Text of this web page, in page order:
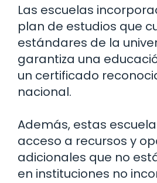
Las escuelas
plan de estudios que
estándares de la
garantiza una
un certificado
nacional.
Además, estas
acceso a recursos y
adicionales que no
en instituciones no